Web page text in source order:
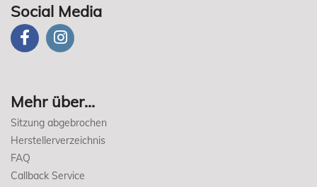
Social Media
Mehr über...
Sitzung abgebrochen
Herstellerverzeichnis
FAQ
Callback Service